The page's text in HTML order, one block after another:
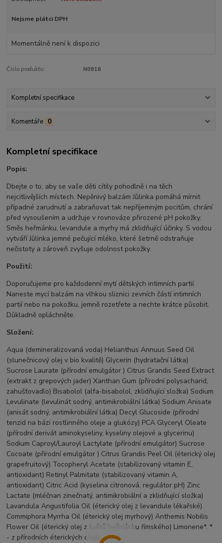
Nejsme plátci DPH
Momentálně není k dispozici
Číslo produktu: N0816
Kompletní specifikace
Komentáře 0
Kompletní specifikace
Popis:
Dbejte o to, aby se vaše děti cítily pohodlně i na těch
nejcitlivějších místech. Nepěnivý balzám Jůlinka pomáhá mírnit
případné zarudnutí a zabraňovat tak nepříjemným pocitům, chrání
před vysoušením a udržuje v rovnováze přirozené pH pokožky.
Směs heřmánku, levandule a myrhy má zklidňující účinky. S vodou
vytváří Jůlinka jemné pečující mléko, které šetrně odstraňuje
nečistoty a zároveň zvyšuje odolnost pokožky.
Použití:
Doporučujeme pro každodenní mytí dětských intimních partií.
Naneste mycí balzám na vlhkou sliznici zevních částí intimních
partií nebo na pokožku, jemně rozetřete a nechte krátce působit.
Důkladně opláchněte.
Složení:
Aqua (demineralizovaná voda) Helianthus Annuus Seed Oil
(slunečnicový olej v bio kvalitě) Glycerin (hydratační látka)
Sucrose Laurate (přírodní emulgátor ) Citrus Grandis Seed Extract
(extrakt z grepových jader) Xanthan Gum (přírodní polysacharid,
zahušťovadlo) Bisabolol (alfa-bisabolol, zklidňující složka) Sodium
Levulinate (levulinát sodný, antimikrobiální látka) Sodium Anisate
(anisát sodný, antimikrobiální látka) Decyl Glucoside (přírodní
tenzid na bázi rostlinného oleje a glukózy) PCA Glyceryl Oleate
(přírodní derivát aminokyseliny, kyseliny olejové a glycerinu)
Sodium Caproyl/Lauroyl Lactylate (přírodní emulgátor) Sucrose
Cocoate (přírodní emulgátor ) Citrus Grandis Peel Oil (éterický olej
grapefruitový) Tocopheryl Acetate (stabilizovaný vitamin E,
antioxidant) Retinyl Palmitate (stabilizovaný vitamin A,
antioxidant) Citric Acid (kyselina citronová, regulátor pH) Zinc
Lactate (mléčnan zinečnatý, antimikrobiální a zklidňující složka)
Lavandula Angustifolia Oil (éterický olej z levandule lékařské)
Commiphora Myrrha Oil (éterický olej myrhový) Anthemis Nobilis
Flower Oil (éterický olej z květů heřmánku římského) Limonene*. *
- z přírodních éterických olejů